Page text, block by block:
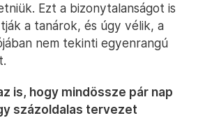
Ezt a bizonytalanságot is
a tanárok, és úgy vélik, a
nem tekinti egyenrangú
is, hogy mindössze pár nap
százoldalas tervezet